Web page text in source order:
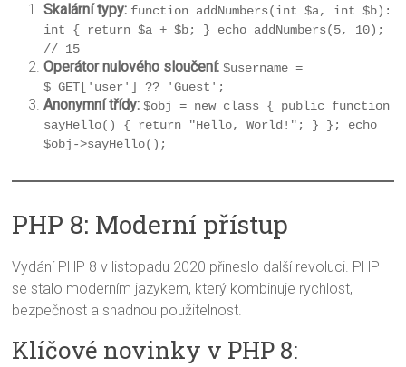
Skalární typy: function addNumbers(int $a, int $b):
int { return $a + $b; } echo addNumbers(5, 10);
// 15
Operátor nulového sloučení: $username =
$_GET['user'] ?? 'Guest';
Anonymní třídy: $obj = new class { public function
sayHello() { return "Hello, World!"; } }; echo
$obj->sayHello();
PHP 8: Moderní přístup
Vydání PHP 8 v listopadu 2020 přineslo další revoluci. PHP
se stalo moderním jazykem, který kombinuje rychlost,
bezpečnost a snadnou použitelnost.
Klíčové novinky v PHP 8: